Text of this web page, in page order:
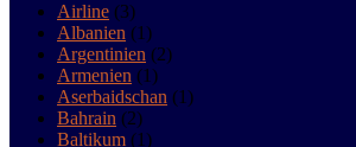
Airline (3)
Albanien (1)
Argentinien (2)
Armenien (1)
Aserbaidschan (1)
Bahrain (2)
Baltikum (1)